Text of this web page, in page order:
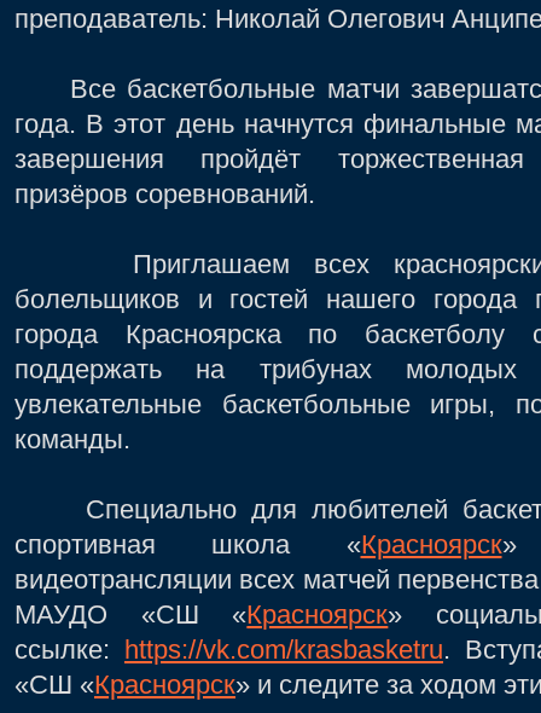
преподаватель: Николай Олегович
Все баскетбольные матчи
года. В этот день начнутся финальные
завершения пройдёт
призёров соревнований.
Приглашаем всех красноярских
болельщиков и гостей нашего города
города Красноярска по
поддержать на трибунах молодых
увлекательные баскетбольные игры,
команды.
Специально для любителей
спортивная школа «Красноярск»
видеотрансляции всех матчей
МАУДО «СШ «Красноярск»
ссылке: https://vk.com/krasbasketru.
«СШ «Красноярск» и следите за ходом